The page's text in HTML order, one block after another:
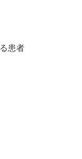
患者